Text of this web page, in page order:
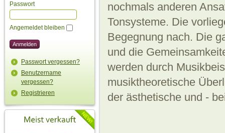
Passwort
Angemeldet bleiben
Passwort vergessen?
Benutzername
vergessen?
Registrieren
nochmals anderen
Tonsysteme. Die
Begegnung nach. Die
und die
werden durch
musiktheoretische
der ästhetische und -